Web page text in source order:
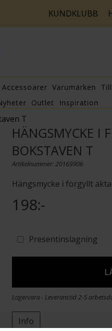
KUNDKLUBB
Accessoarer Varumärken
Outlet Inspiration
T
HÄNGSMYCKE I
BOKSTAVEN T
Artikelnummer: 20169906
Hängsmycke i förgyllt
198:-
Presentinslagning
Lagervara - Leveranstid 2-5
Info